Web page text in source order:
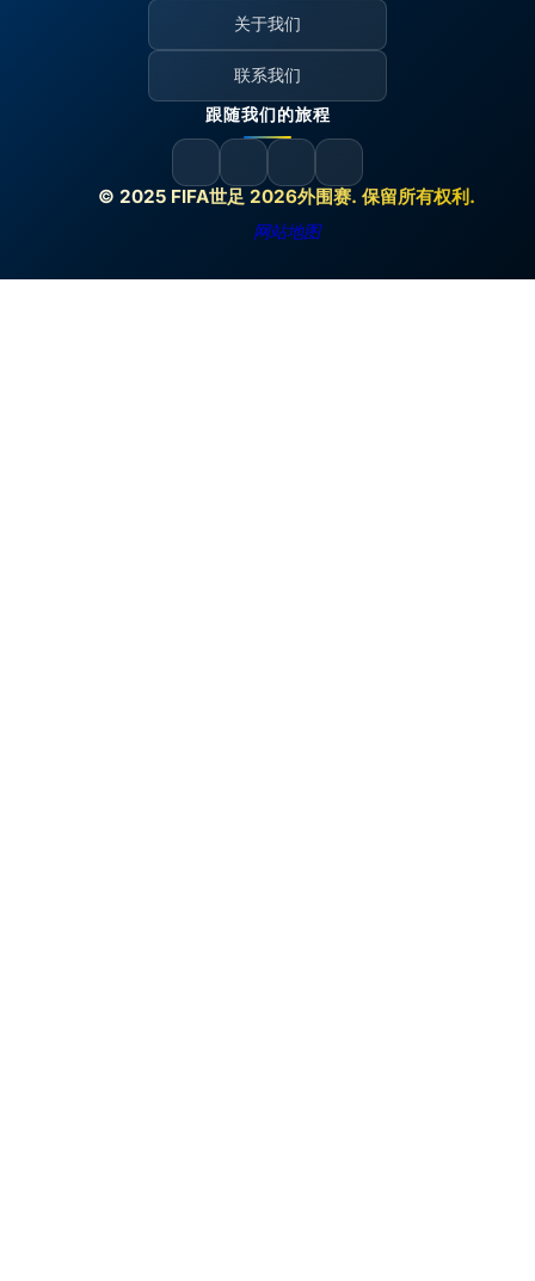
© 2025 FIFA世足 2026外围赛. 保留所有权利.
网站地图
关于我们
联系我们
跟随我们的旅程